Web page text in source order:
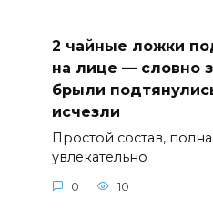
2 чайные ложки
на лице — словно
брыли
исчезли
Простой состав,
увлекательно
0 10